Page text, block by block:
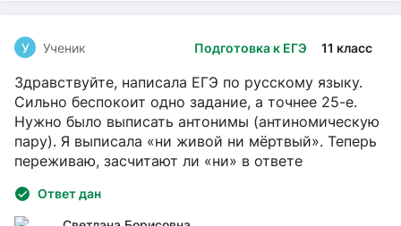
Подготовка к ЕГЭ 11 класс
У Ученик
Здравствуйте, написала ЕГЭ по русскому языку.
Сильно беспокоит одно задание, а точнее 25-е.
Нужно было выписать антонимы (антиномическую
пару). Я выписала «ни живой ни мёртвый». Теперь
переживаю, засчитают ли «ни» в ответе
Ответ дан